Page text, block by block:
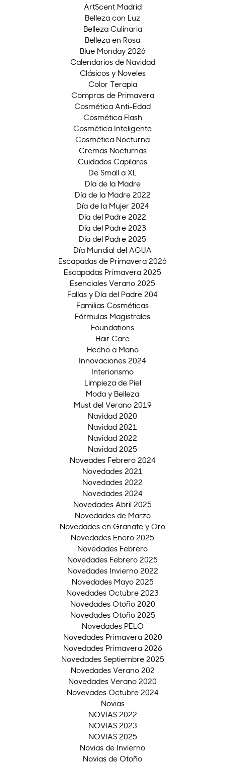
ArtScent Madrid
Belleza con Luz
Belleza Culinaria
Belleza en Rosa
Blue Monday 2026
Calendarios de Navidad
Clásicos y Noveles
Color Terapia
Compras de Primavera
Cosmética Anti-Edad
Cosmética Flash
Cosmética Inteligente
Cosmética Nocturna
Cremas Nocturnas
Cuidados Capilares
De Small a XL
Día de la Madre
Día de la Madre 2022
Día de la Mujer 2024
Día del Padre 2022
Día del Padre 2023
Día del Padre 2025
Día Mundial del AGUA
Escapadas de Primavera 2026
Escapadas Primavera 2025
Esenciales Verano 2025
Fallas y Día del Padre 204
Familias Cosméticas
Fórmulas Magistrales
Foundations
Hair Care
Hecho a Mano
Innovaciones 2024
Interiorismo
Limpieza de Piel
Moda y Belleza
Must del Verano 2019
Navidad 2020
Navidad 2021
Navidad 2022
Navidad 2025
Noveades Febrero 2024
Novedades 2021
Novedades 2022
Novedades 2024
Novedades Abril 2025
Novedades de Marzo
Novedades en Granate y Oro
Novedades Enero 2025
Novedades Febrero
Novedades Febrero 2025
Novedades Invierno 2022
Novedades Mayo 2025
Novedades Octubre 2023
Novedades Otoño 2020
Novedades Otoño 2025
Novedades PELO
Novedades Primavera 2020
Novedades Primavera 2026
Novedades Septiembre 2025
Novedades Verano 202
Novedades Verano 2020
Novevades Octubre 2024
Novias
NOVIAS 2022
NOVIAS 2023
NOVIAS 2025
Novias de Invierno
Novias de Otoño